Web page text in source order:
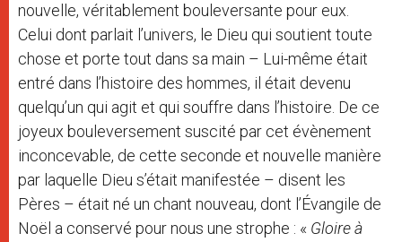
nouvelle, véritablement bouleversante pour eux.
Celui dont parlait l’univers, le Dieu qui soutient toute
chose et porte tout dans sa main – Lui-même était
entré dans l’histoire des hommes, il était devenu
quelqu’un qui agit et qui souffre dans l’histoire. De ce
joyeux bouleversement suscité par cet évènement
inconcevable, de cette seconde et nouvelle manière
par laquelle Dieu s’était manifestée – disent les
Pères – était né un chant nouveau, dont l’Évangile de
Noël a conservé pour nous une strophe : « Gloire à